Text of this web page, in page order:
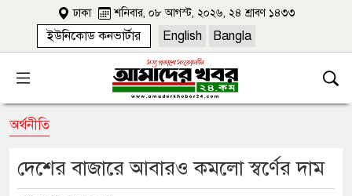
ঢাকা শনিবার, ০৮ আগস্ট, ২০২৬, ২৪ শ্রাবণ ১৪৩৩
ইউনিকোড কনভার্টার English Bangla
অর্থনীতি
দেশের বাজারে আবারও কমলো স্বর্ণের দাম